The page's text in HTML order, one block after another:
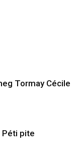
Tormay Cécile
Péti pite